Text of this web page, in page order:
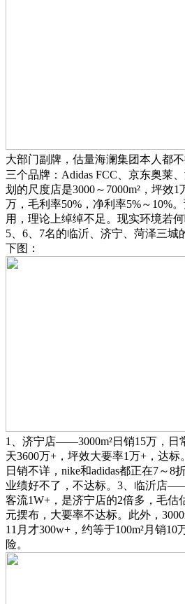
大部门副牌，估量海澜集团本人都
三个品牌：Adidas FCC、京东奥莱、
划的尺度店是3000～7000m²，坪效1
万，毛利率50%，净利率5%～10%
用，理论上绰绰不足。现实环境若
5、6、7名的临沂、济宁、菏泽三城
下图：
1、济宁店——3000m²日销15万，日
天3600万+，坪效大要率1万+，达
日销不详，nike和adidas都正在7～8
业绩好不了，不达标。3、临沂店
客流1W+，是济宁店的2倍多，毛估
元摆布，大要率不达标。此外，
11月才300w+，约等于100m²月销
险。